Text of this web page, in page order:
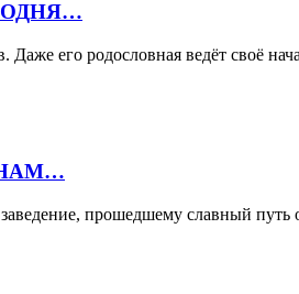
его родословная ведёт своё
прошедшему славный путь